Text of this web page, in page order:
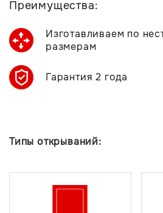
Преимущества:
Изготавливаем по
размерам
Гарантия 2 года
Типы открываний: